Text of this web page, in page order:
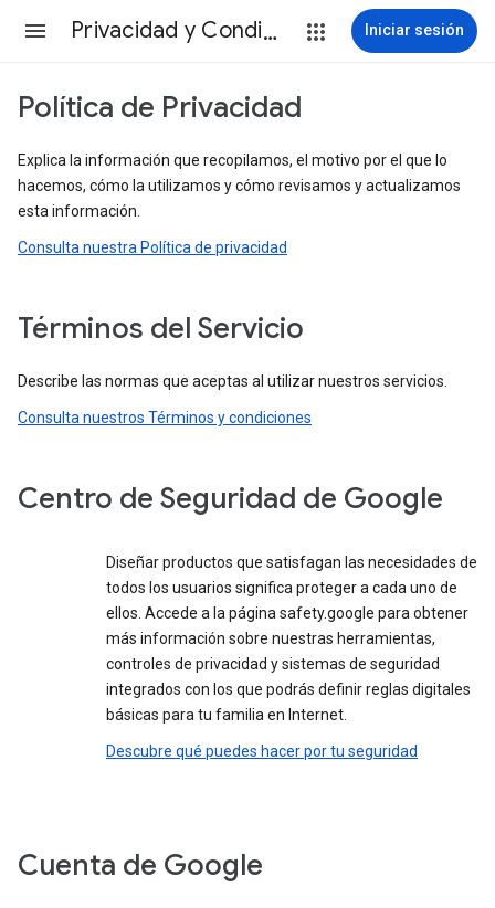
Privacidad y Condiciones Iniciar sesión
Política de Privacidad
Explica la información que recopilamos, el motivo por el que lo
hacemos, cómo la utilizamos y cómo revisamos y actualizamos
esta información.
Consulta nuestra Política de privacidad
Términos del Servicio
Describe las normas que aceptas al utilizar nuestros servicios.
Consulta nuestros Términos y condiciones
Centro de Seguridad de Google
Diseñar productos que satisfagan las necesidades de
todos los usuarios significa proteger a cada uno de
ellos. Accede a la página safety.google para obtener
más información sobre nuestras herramientas,
controles de privacidad y sistemas de seguridad
integrados con los que podrás definir reglas digitales
básicas para tu familia en Internet.
Descubre qué puedes hacer por tu seguridad
Cuenta de Google